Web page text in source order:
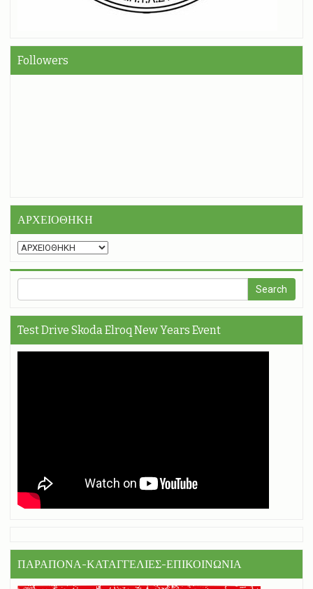
Followers
ΑΡΧΕΙΟΘΗΚΗ
Test Drive Skoda Elroq New Years Event
ΠΑΡΑΠΟΝΑ-ΚΑΤΑΓΓΕΛΙΕΣ-ΕΠΙΚΟΙΝΩΝΙΑ